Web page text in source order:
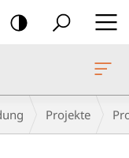
Projekte